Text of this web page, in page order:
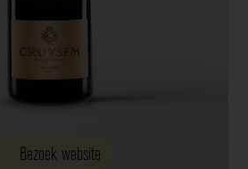
Bezoek website